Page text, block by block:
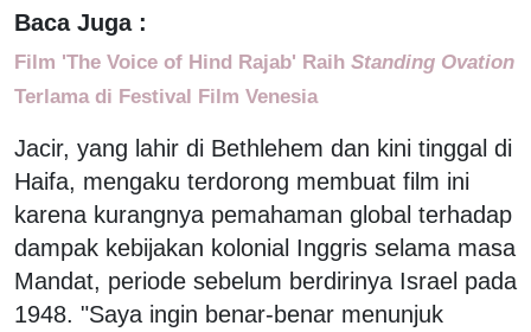
Baca Juga :
Film 'The Voice of Hind Rajab' Raih Standing Ovation
Terlama di Festival Film Venesia
Jacir, yang lahir di Bethlehem dan kini tinggal di
Haifa, mengaku terdorong membuat film ini
karena kurangnya pemahaman global terhadap
dampak kebijakan kolonial Inggris selama masa
Mandat, periode sebelum berdirinya Israel pada
1948. "Saya ingin benar-benar menunjuk